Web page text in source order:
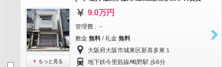
もっと見る
9.0万円
管理費 : －
敷金 無料 / 礼金 無料
大阪府大阪市城東区新喜多東１
地下鉄今里筋線/鴫野駅 歩6分